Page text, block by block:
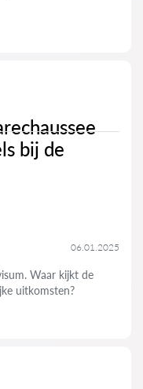
bij de
06.01.2025
Waar kijkt de
uitkomsten?